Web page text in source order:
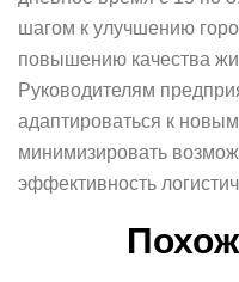
шагом к улучшению
повышению качества
Руководителям
адаптироваться к
минимизировать
эффективность